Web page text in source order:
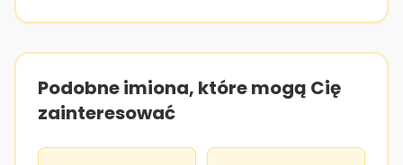
Podobne imiona, które mogą Cię
zainteresować